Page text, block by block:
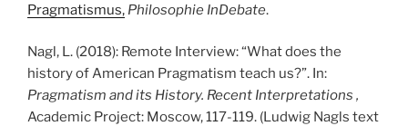
Pragmatismus, Philosophie InDebate.
Nagl, L. (2018): Remote Interview: “What does the
history of American Pragmatism teach us?”. In:
Pragmatism and its History. Recent Interpretations ,
Academic Project: Moscow, 117-119. (Ludwig Nagls text